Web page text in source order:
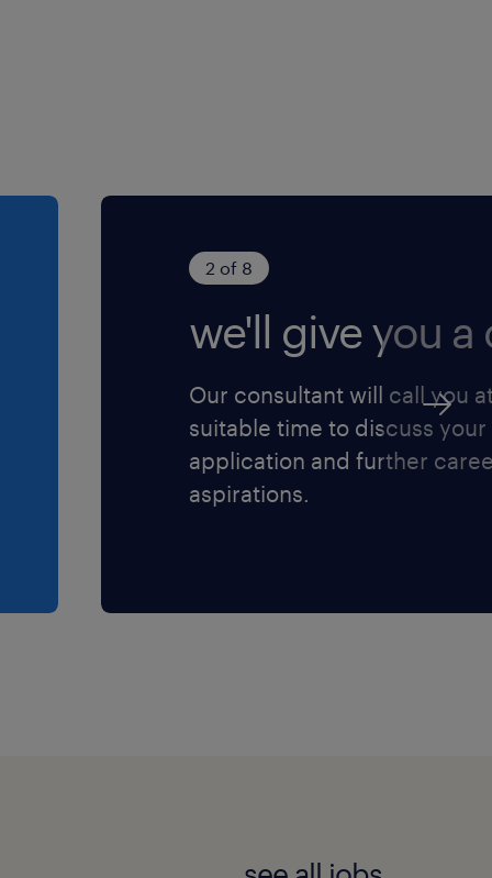
betrokken familiebedrijf.
er extra aandacht voor
met een jong
door te klikken
je altijd telefonisch of
staan je graag te
2 of 8
we'll give you a
Our consultant will call you
suitable time to discuss your
application and further
aspirations.